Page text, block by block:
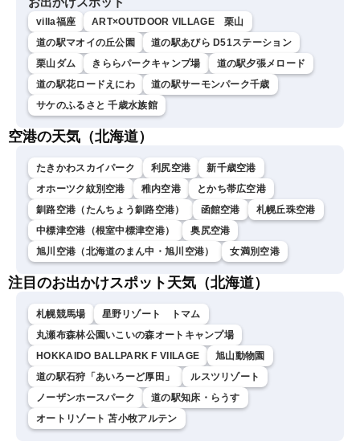
villa福座
ART×OUTDOOR VILLAGE 栗山
道の駅マオイの丘公園
道の駅あびら D51ステーション
栗山ダム
きららパークキャンプ場
道の駅夕張メロード
道の駅花ロードえにわ
道の駅サーモンパーク千歳
サケのふるさと 千歳水族館
空港の天気（北海道）
たきかわスカイパーク 利尻空港
新千歳空港
オホーツク紋別空港
稚内空港
とかち帯広空港
釧路空港（たんちょう釧路空港）
函館空港
札幌丘珠空港
中標津空港（根室中標津空港）
奥尻空港
旭川空港（北海道のまん中・旭川空港）
女満別空港
注目のお出かけスポット天気（北海道）
札幌競馬場
星野リゾート トマム
丸瀬布森林公園いこいの森オートキャンプ場
HOKKAIDO BALLPARK F VIILAGE
旭山動物園
道の駅石狩「あいろーど厚田」
ルスツリゾート
ノーザンホースパーク
道の駅知床・らうす
オートリゾート 苫小牧アルテン